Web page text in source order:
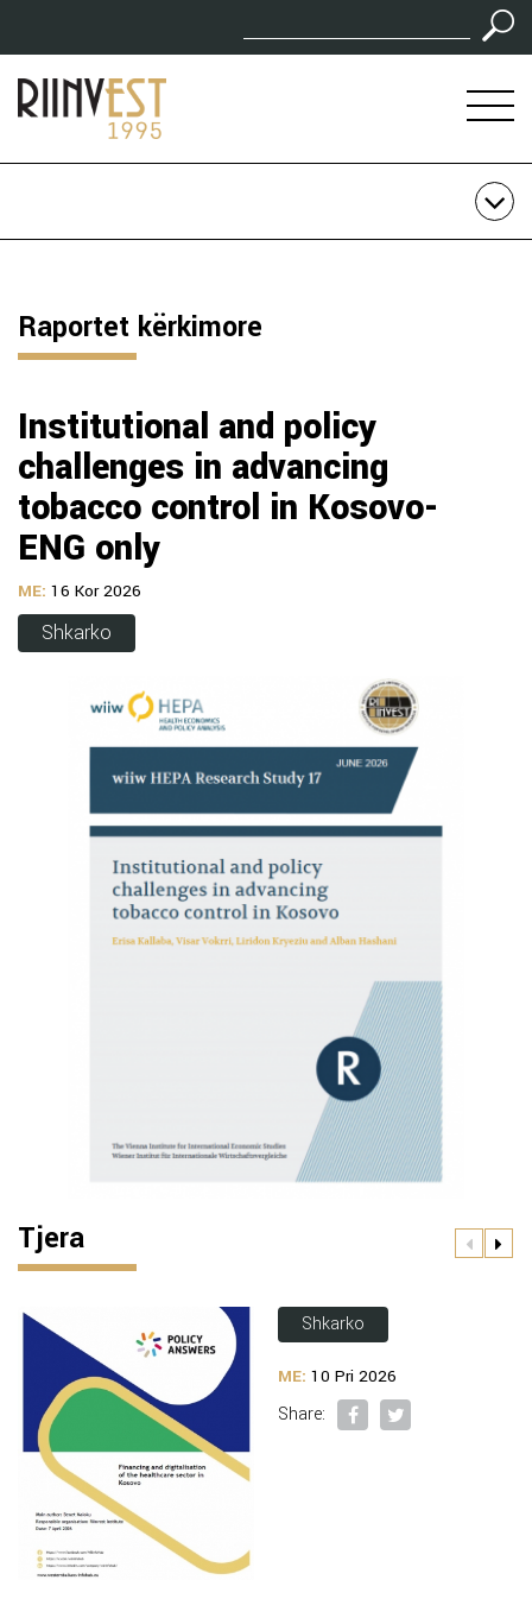
Raportet kërkimore
Institutional and policy
challenges in advancing
tobacco control in Kosovo-
ENG only
ME: 16 Kor 2026
Shkarko
Tjera
Shkarko
ME: 10 Pri 2026
Share: